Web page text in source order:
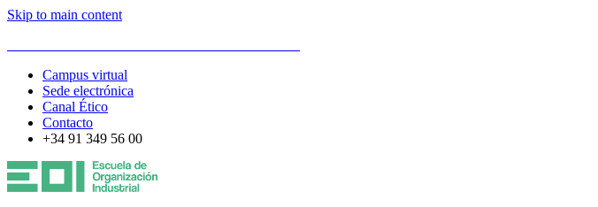
Skip to main content
Campus virtual
Sede electrónica
Canal Ético
Contacto
+34 91 349 56 00